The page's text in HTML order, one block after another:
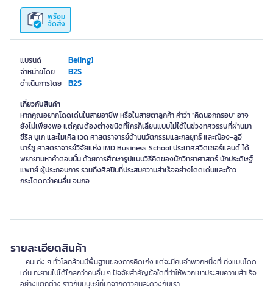
แบรนด์ Be(Ing)
จำหน่ายโดย B2S
ดำเนินการโดย B2S
พร้อม
จัดส่ง
เกี่ยวกับสินค้า
หากคุณอยากโดดเด่นในสายอาชีพ หรือในสายตาลูกค้า คำว่า “คิดนอกกรอบ” อาจ
ยังไม่เพียงพอ แต่คุณต้องต่างชนิดที่ใครก็เลียนแบบไม่ได้ในช่วงทศวรรษที่ผ่านมา
ซีริล บูเก และไมเคิล เวด ศาสตราจารย์ด้านนวัตกรรมและกลยุทธ์ และฌ็อง-ลูอี
บาร์ซู ศาสตราจารย์วิจัยแห่ง IMD Business School ประเทศสวิตเซอร์แลนด์ ได้
พยายามหาคำตอบนั้น ด้วยการศึกษารูปแบบวิธีคิดของนักวิทยาศาสตร์ นักประดิษฐ์
แพทย์ ผู้ประกอบการ รวมถึงศิลปินที่ประสบความสำเร็จอย่างโดดเด่นและก้าว
กระโดดกว่าคนอื่น จนถอ
รายละเอียดสินค้า
คนเก่ง ๆ ทั่วโลกล้วนมีพื้นฐานของการคิดเก่ง แต่จะมีคนจำพวกหนึ่งที่เก่งแบบโดด
เด่น ทะยานไปได้ไกลกว่าคนอื่น ๆ ปัจจัยสำคัญข้อใดที่ทำให้พวกเขาประสบความสำเร็จ
อย่างแตกต่าง ราวกับมนุษย์ที่มาจากดาวคนละดวงกับเรา